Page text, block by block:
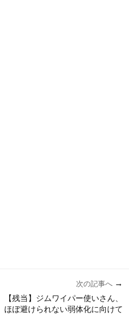
次の記事へ →
【残当】ジムワイパー使いさん、
ほぼ避けられない弱体化に向けて